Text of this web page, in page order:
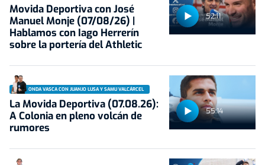
52:11
Movida Deportiva con José
Manuel Monje (07/08/26) |
Hablamos con Iago Herrerín
sobre la portería del Athletic
55:14
ONDA VASCA CON JUANJO LUSA Y SAMU VALCÁRCEL
La Movida Deportiva (07.08.26):
A Colonia en pleno volcán de
rumores